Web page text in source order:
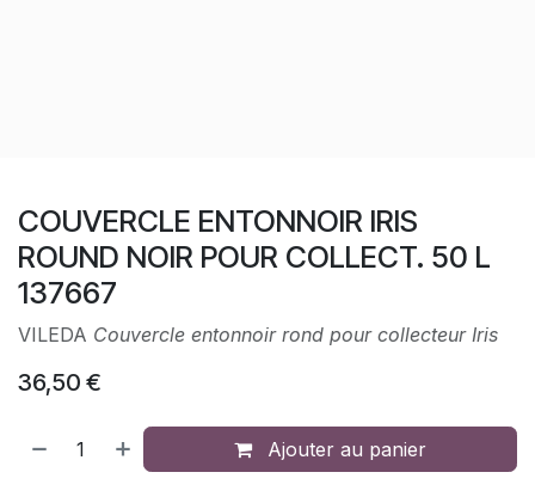
COUVERCLE ENTONNOIR IRIS
ROUND NOIR POUR COLLECT. 50 L
137667
VILEDA Couvercle entonnoir rond pour collecteur Iris
36,50 €
Ajouter au panier